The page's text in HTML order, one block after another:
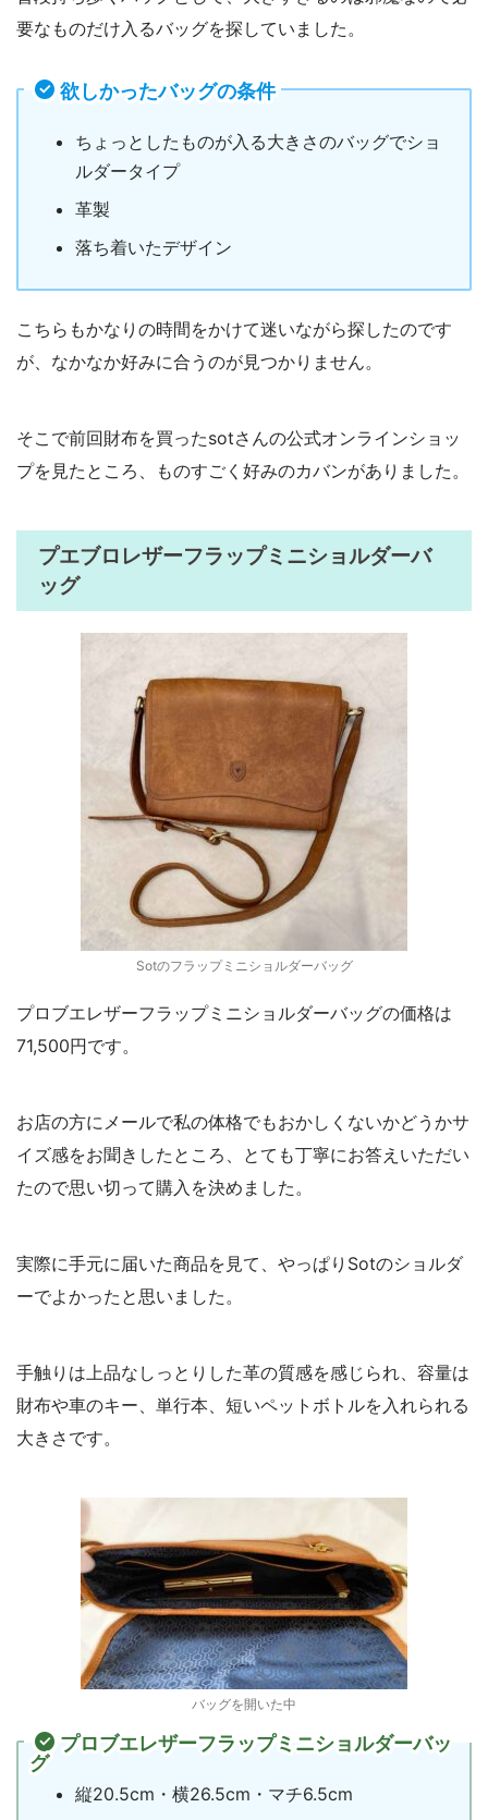
要なものだけ入るバッグを探していました。
欲しかったバッグの条件
ちょっとしたものが入る大きさのバッグでショ
ルダータイプ
革製
落ち着いたデザイン
こちらもかなりの時間をかけて迷いながら探したのです
が、なかなか好みに合うのが見つかりません。
そこで前回財布を買ったsotさんの公式オンラインショッ
プを見たところ、ものすごく好みのカバンがありました。
プエブロレザーフラップミニショルダーバ
ッグ
Sotのフラップミニショルダーバッグ
プロブエレザーフラップミニショルダーバッグの価格は
71,500円です。
お店の方にメールで私の体格でもおかしくないかどうかサ
イズ感をお聞きしたところ、とても丁寧にお答えいただい
たので思い切って購入を決めました。
実際に手元に届いた商品を見て、やっぱりSotのショルダ
ーでよかったと思いました。
手触りは上品なしっとりした革の質感を感じられ、容量は
財布や車のキー、単行本、短いペットボトルを入れられる
大きさです。
バッグを開いた中
プロブエレザーフラップミニショルダーバッ
グ
縦20.5cm・横26.5cm・マチ6.5cm